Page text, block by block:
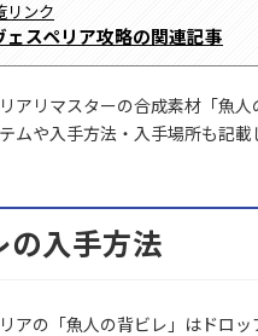
リンク
ェスペリア攻略の関連記事
アリマスターの合成素材「魚
ムや入手方法・入手場所も記載
の入手方法
アの「魚人の背ビレ」はドロ